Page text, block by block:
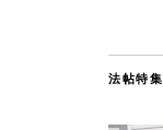
法帖特集